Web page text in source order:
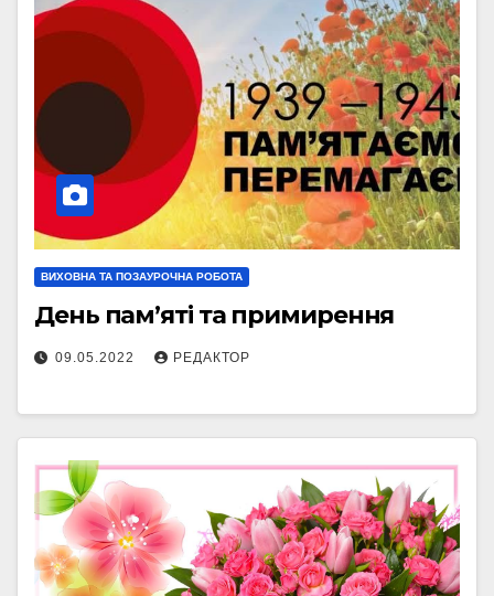
ВИХОВНА ТА ПОЗАУРОЧНА РОБОТА
День пам’яті та примирення
09.05.2022 РЕДАКТОР